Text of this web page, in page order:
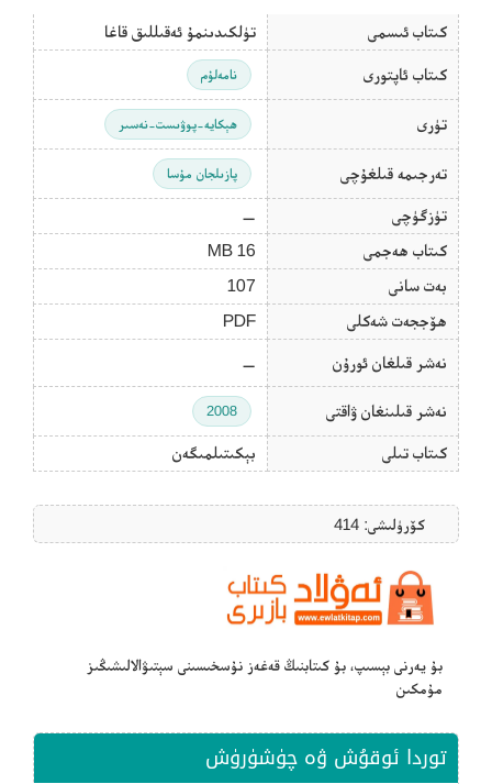
كىتاب ئىسمى تۈلكىدىنمۇ ئەقىللىق قاغا
كىتاب ئاپتورى نامەلۇم
تۈرى ھېكايە-پوۋىست-نەسىر
تەرجىمە قىلغۇچى پازىلجان مۇسا
تۈزگۈچى
—
كىتاب ھەجمى
16 MB
بەت سانى
107
ھۆججەت شەكلى
PDF
نەشر قىلغان ئورۇن —
نەشر قىلىنغان ۋاقتى 2008
كىتاب تىلى بېكىتىلمىگەن
كۆرۈلىشى: 414
بۇ يەرنى بېسىپ، بۇ كىتابنىڭ قەغەز نۇسخىسىنى سېتىۋالالىشىڭىز
مۇمكىن
توردا ئوقۇش ۋە چۈشۈرۈش